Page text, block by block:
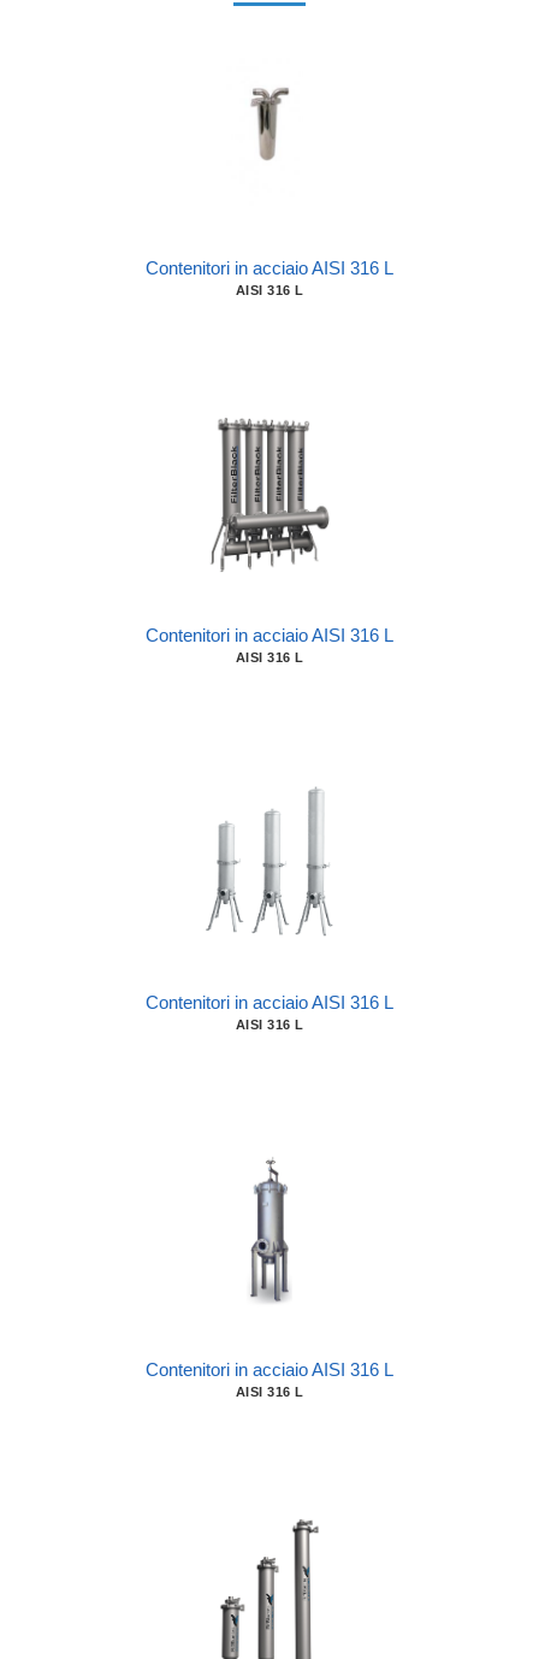
Contenitori in acciaio AISI 316 L
AISI 316 L
Contenitori in acciaio AISI 316 L
AISI 316 L
Contenitori in acciaio AISI 316 L
AISI 316 L
Contenitori in acciaio AISI 316 L
AISI 316 L